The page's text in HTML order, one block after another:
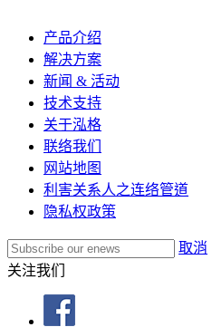
产品介绍
解决方案
新闻 & 活动
技术支持
关于泓格
联络我们
网站地图
利害关系人之连络管道
隐私权政策
取消
关注我们